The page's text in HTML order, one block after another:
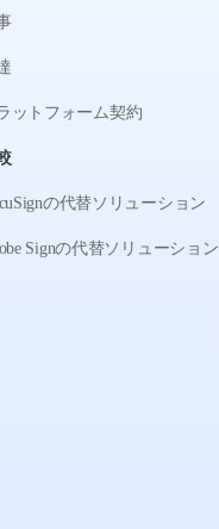
ットフォーム契約
の代替ソリューション
Signの代替ソリューション